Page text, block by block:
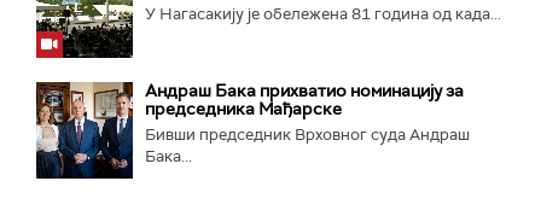
У Нагасакију је обележена 81 година од када...
Андраш Бака прихватио номинацију за
председника Мађарске
Бивши председник Врховног суда Андраш
Бака...